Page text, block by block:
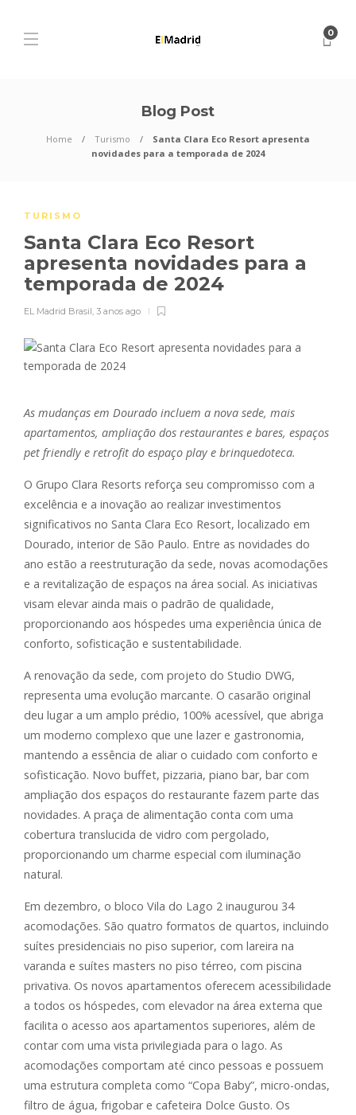
0
Blog Post
Home Turismo
Santa Clara Eco Resort apresenta
novidades para a temporada de 2024
TURISMO
Santa Clara Eco Resort
apresenta novidades para a
temporada de 2024
EL Madrid Brasil, 3 anos ago
As mudanças em Dourado incluem a nova sede, mais
apartamentos, ampliação dos restaurantes e bares, espaços
pet friendly e retrofit do espaço play e brinquedoteca.
O Grupo Clara Resorts reforça seu compromisso com a
excelência e a inovação ao realizar investimentos
significativos no Santa Clara Eco Resort, localizado em
Dourado, interior de São Paulo. Entre as novidades do
ano estão a reestruturação da sede, novas acomodações
e a revitalização de espaços na área social. As iniciativas
visam elevar ainda mais o padrão de qualidade,
proporcionando aos hóspedes uma experiência única de
conforto, sofisticação e sustentabilidade.
A renovação da sede, com projeto do Studio DWG,
representa uma evolução marcante. O casarão original
deu lugar a um amplo prédio, 100% acessível, que abriga
um moderno complexo que une lazer e gastronomia,
mantendo a essência de aliar o cuidado com conforto e
sofisticação. Novo buffet, pizzaria, piano bar, bar com
ampliação dos espaços do restaurante fazem parte das
novidades. A praça de alimentação conta com uma
cobertura translucida de vidro com pergolado,
proporcionando um charme especial com iluminação
natural.
Em dezembro, o bloco Vila do Lago 2 inaugurou 34
acomodações. São quatro formatos de quartos, incluindo
suítes presidenciais no piso superior, com lareira na
varanda e suítes masters no piso térreo, com piscina
privativa. Os novos apartamentos oferecem acessibilidade
a todos os hóspedes, com elevador na área externa que
facilita o acesso aos apartamentos superiores, além de
contar com uma vista privilegiada para o lago. As
acomodações comportam até cinco pessoas e possuem
uma estrutura completa como “Copa Baby”, micro-ondas,
filtro de água, frigobar e cafeteira Dolce Gusto. Os